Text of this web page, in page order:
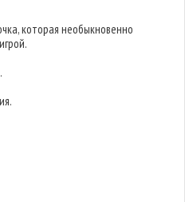
которая необыкновенно